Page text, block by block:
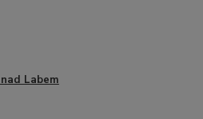
Labem